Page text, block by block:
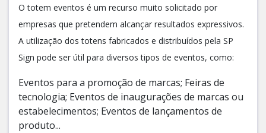
O totem eventos é um recurso muito solicitado por
empresas que pretendem alcançar resultados expressivos.
A utilização dos totens fabricados e distribuídos pela SP
Sign pode ser útil para diversos tipos de eventos, como:
Eventos para a promoção de marcas; Feiras de
tecnologia; Eventos de inaugurações de marcas ou
estabelecimentos; Eventos de lançamentos de
produto...